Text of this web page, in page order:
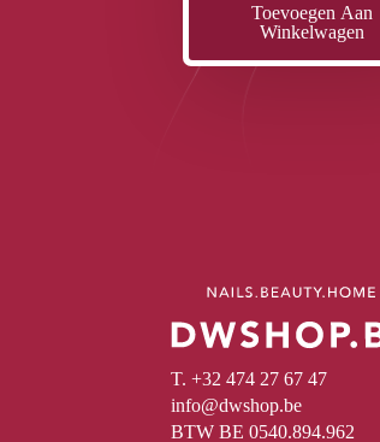
Toevoegen Aan
Winkelwagen
T. +32 474 27 67 47
info@dwshop.be
BTW BE 0540.894.962